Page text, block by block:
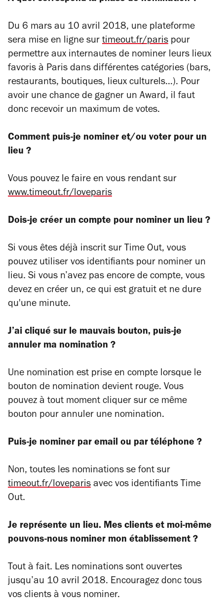
Du 6 mars au 10 avril 2018, une plateforme
sera mise en ligne sur timeout.fr/paris pour
permettre aux internautes de nominer leurs lieux
favoris à Paris dans différentes catégories (bars,
restaurants, boutiques, lieux culturels...). Pour
avoir une chance de gagner un Award, il faut
donc recevoir un maximum de votes.
Comment puis-je nominer et/ou voter pour un
lieu ?
Vous pouvez le faire en vous rendant sur
www.timeout.fr/loveparis
Dois-je créer un compte pour nominer un lieu ?
Si vous êtes déjà inscrit sur Time Out, vous
pouvez utiliser vos identifiants pour nominer un
lieu. Si vous n’avez pas encore de compte, vous
devez en créer un, ce qui est gratuit et ne dure
qu'une minute.
J’ai cliqué sur le mauvais bouton, puis-je
annuler ma nomination ?
Une nomination est prise en compte lorsque le
bouton de nomination devient rouge. Vous
pouvez à tout moment cliquer sur ce même
bouton pour annuler une nomination.
Puis-je nominer par email ou par téléphone ?
Non, toutes les nominations se font sur
timeout.fr/loveparis avec vos identifiants Time
Out.
Je représente un lieu. Mes clients et moi-même
pouvons-nous nominer mon établissement ?
Tout à fait. Les nominations sont ouvertes
jusqu’au 10 avril 2018. Encouragez donc tous
vos clients à vous nominer.